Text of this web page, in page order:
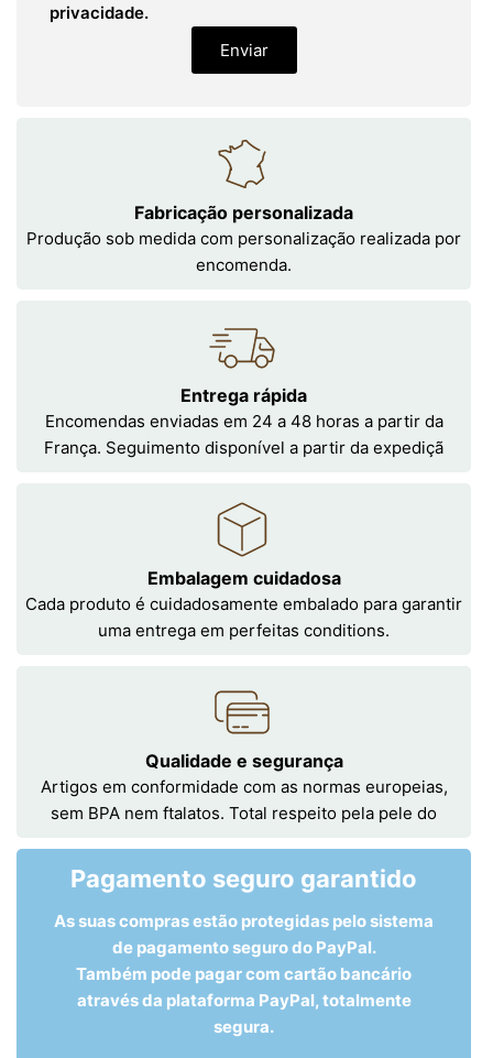
privacidade.
Enviar
Fabricação personalizada
Produção sob medida com personalização realizada por
encomenda.
Entrega rápida
Encomendas enviadas em 24 a 48 horas a partir da
França. Seguimento disponível a partir da expediçã
Embalagem cuidadosa
Cada produto é cuidadosamente embalado para garantir
uma entrega em perfeitas conditions.
Qualidade e segurança
Artigos em conformidade com as normas europeias,
sem BPA nem ftalatos. Total respeito pela pele do
Pagamento seguro garantido
As suas compras estão protegidas pelo sistema
de pagamento seguro do PayPal.
Também pode pagar com cartão bancário
através da plataforma PayPal, totalmente
segura.